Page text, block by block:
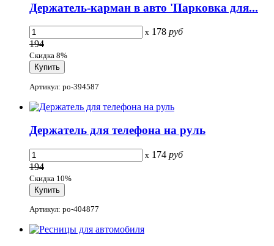
Держатель-карман в авто 'Парковка для...
x 178 руб
194
Скидка 8%
Артикул: po-394587
Держатель для телефона на руль
x 174 руб
194
Скидка 10%
Артикул: po-404877